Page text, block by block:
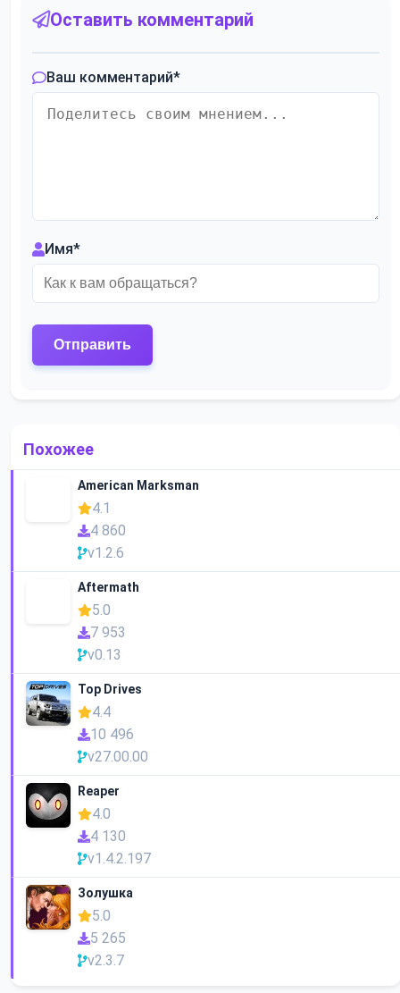
Оставить комментарий
Ваш комментарий*
Имя*
Похожее
American Marksman
4.1
4 860
v1.2.6
Aftermath
5.0
7 953
v0.13
Top Drives
4.4
10 496
v27.00.00
Reaper
4.0
4 130
v1.4.2.197
Золушка
5.0
5 265
v2.3.7